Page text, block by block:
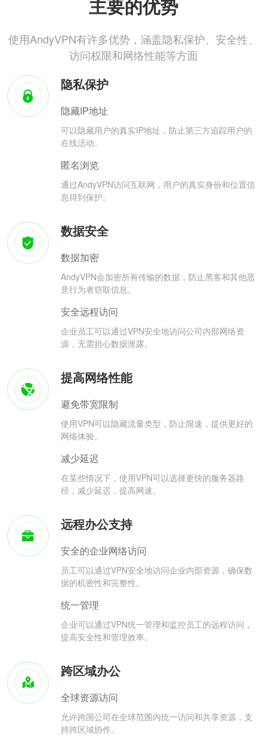
主要的优势
使用AndyVPN有许多优势，涵盖隐私保护、安全性、
访问权限和网络性能等方面
隐私保护
隐藏IP地址
可以隐藏用户的真实IP地址，防止第三方追踪用户的
在线活动。
匿名浏览
通过AndyVPN访问互联网，用户的真实身份和位置信
息得到保护。
数据安全
数据加密
AndyVPN会加密所有传输的数据，防止黑客和其他恶
意行为者窃取信息。
安全远程访问
企业员工可以通过VPN安全地访问公司内部网络资
源，无需担心数据泄露。
提高网络性能
避免带宽限制
使用VPN可以隐藏流量类型，防止限速，提供更好的
网络体验。
减少延迟
在某些情况下，使用VPN可以选择更快的服务器路
径，减少延迟，提高网速。
远程办公支持
安全的企业网络访问
员工可以通过VPN安全地访问企业内部资源，确保数
据的机密性和完整性。
统一管理
企业可以通过VPN统一管理和监控员工的远程访问，
提高安全性和管理效率。
跨区域办公
全球资源访问
允许跨国公司在全球范围内统一访问和共享资源，支
持跨区域协作。